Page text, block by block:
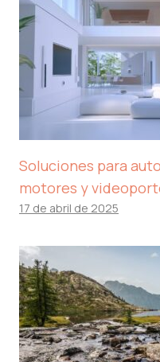
Soluciones para
motores y
17 de abril de 2025